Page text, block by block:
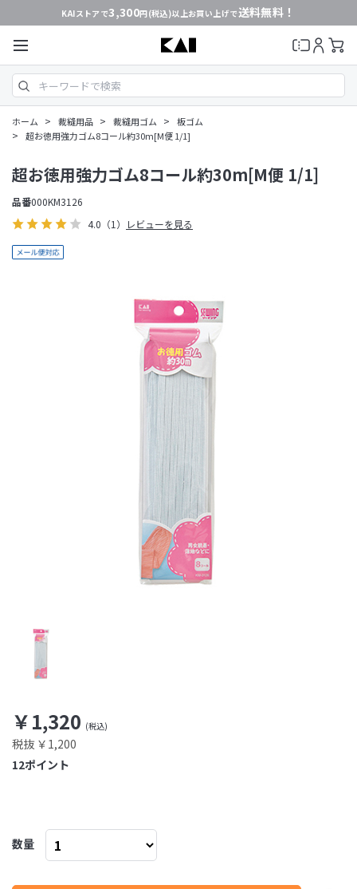
KAIストアで3,300円(税込)以上お買い上げで送料無料！
ホーム > 裁縫用品 > 裁縫用ゴム > 板ゴム
> 超お徳用強力ゴム8コール約30m[M便 1/1]
4.0 （1） レビューを見る
超お徳用強力ゴム8コール約30m[M便 1/1]
￥1,320
税抜 ￥1,200
品番000KM3126
ポイント
12
数量